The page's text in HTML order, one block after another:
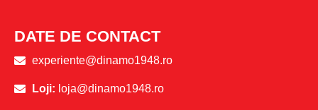
DATE DE CONTACT
experiente@dinamo1948.ro
Loji: loja@dinamo1948.ro